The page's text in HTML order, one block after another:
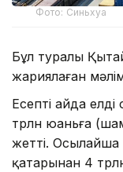
Фото: Синьхуа
Бұл туралы
жариялаған
Есепті айда
трлн юаньға
жетті. Осылайша
қатарынан 4